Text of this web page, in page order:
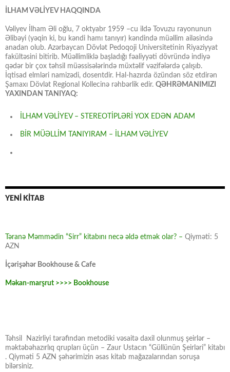
İLHAM VƏLİYEV HAQQINDA
Vəliyev İlham Əli oğlu, 7 oktyabr 1959 –cu ildə Tovuzu rayonunun
Əlibəyi (yəqin ki, bu kəndi hamı tanıyır) kəndində müəllim ailəsində
anadan olub. Azərbaycan Dövlət Pedoqoji Universitetinin Riyaziyyat
fakültəsini bitirib. Müəllimliklə başladığı fəaliyyəti dövründə indiyə
qədər bir çox təhsil müəssisələrində müxtəlif vəzifələrdə çalışıb.
İqtisad elmləri namizədi, dosentdir. Hal-hazırda özündən söz etdirən
Şamaxı Dövlət Regional Kollecinə rəhbərlik edir. QƏHRƏMANIMIZI
YAXINDAN TANIYAQ:
İLHAM VƏLİYEV – STEREOTİPLƏRİ YOX EDƏN ADAM
BİR MÜƏLLİM TANIYIRAM – İLHAM VƏLİYEV
YENİ KİTAB
Təranə Məmmədin “Sirr” kitabını necə əldə etmək olar? – Qiyməti: 5
AZN
İçərişəhər Bookhouse & Cafe
Məkan-marşrut >>>> Bookhouse
Təhsil Nazirliyi tərəfindən metodiki vəsaitə daxil olunmuş şeirlər –
məktəbəhazırlıq qrupları üçün – Zaur Ustacın “Güllünün Şeirləri” kitabı
. Qiyməti 5 AZN şəhərimizin əsas kitab mağazalarından soruşa
bilərsiniz.